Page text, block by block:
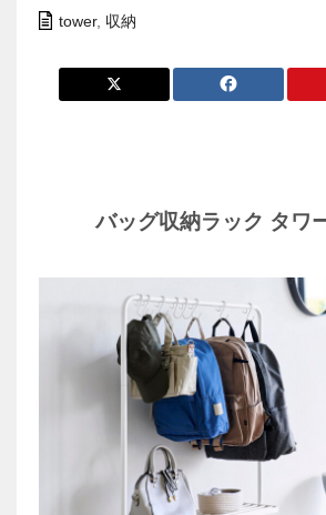
tower, 収納
バッグ収納ラック タワ